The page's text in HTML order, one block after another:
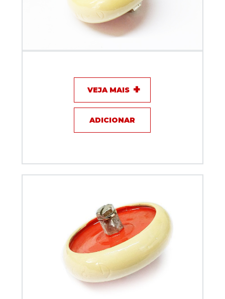
VEJA MAIS
ADICIONAR